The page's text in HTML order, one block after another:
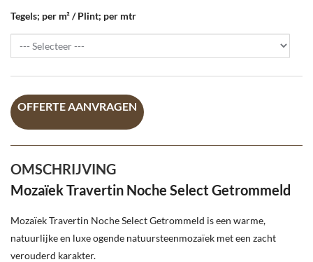
Tegels; per m² / Plint; per mtr
OFFERTE AANVRAGEN
OMSCHRIJVING
Mozaïek Travertin Noche Select Getrommeld
Mozaïek Travertin Noche Select Getrommeld is een warme,
natuurlijke en luxe ogende natuursteenmozaïek met een zacht
verouderd karakter.